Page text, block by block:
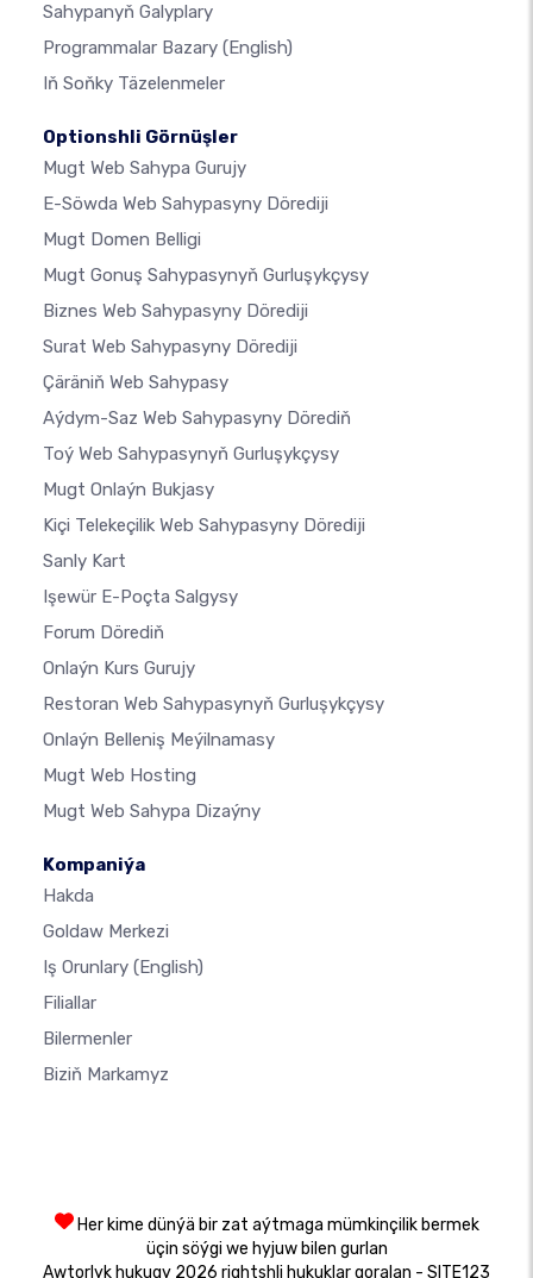
Sahypanyň Galyplary
Programmalar Bazary (English)
Iň Soňky Täzelenmeler
Optionshli Görnüşler
Mugt Web Sahypa Gurujy
E-Söwda Web Sahypasyny Dörediji
Mugt Domen Belligi
Mugt Gonuş Sahypasynyň Gurluşykçysy
Biznes Web Sahypasyny Dörediji
Surat Web Sahypasyny Dörediji
Çäräniň Web Sahypasy
Aýdym-Saz Web Sahypasyny Dörediň
Toý Web Sahypasynyň Gurluşykçysy
Mugt Onlaýn Bukjasy
Kiçi Telekeçilik Web Sahypasyny Dörediji
Sanly Kart
Işewür E-Poçta Salgysy
Forum Dörediň
Onlaýn Kurs Gurujy
Restoran Web Sahypasynyň Gurluşykçysy
Onlaýn Belleniş Meýilnamasy
Mugt Web Hosting
Mugt Web Sahypa Dizaýny
Kompaniýa
Hakda
Goldaw Merkezi
Iş Orunlary (English)
Filiallar
Bilermenler
Biziň Markamyz
Her kime dünýä bir zat aýtmaga mümkinçilik bermek
üçin söýgi we hyjuw bilen gurlan
Awtorlyk hukugy 2026 rightshli hukuklar goralan - SITE123